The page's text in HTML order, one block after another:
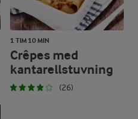
1 TIM 10 MIN
Crêpes med
kantarellstuvning
(26)